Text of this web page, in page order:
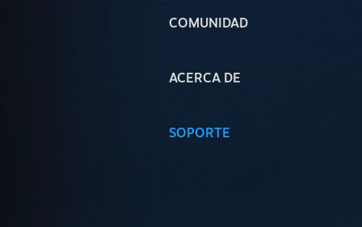
COMUNIDAD
ACERCA DE
SOPORTE